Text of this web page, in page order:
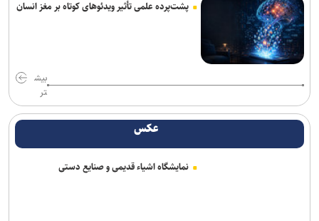
پشت‌پرده علمی تأثیر ویدئو‌های کوتاه بر مغز انسان
بیش
تر
عکس
نمایشگاه اشیاء قدیمی و صنایع دستی